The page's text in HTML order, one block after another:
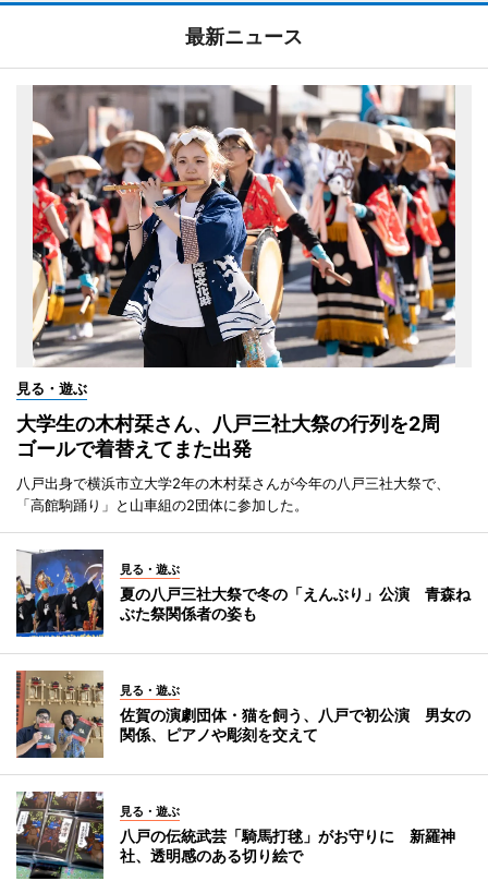
最新ニュース
見る・遊ぶ
大学生の木村栞さん、八戸三社大祭の行列を2周
ゴールで着替えてまた出発
八戸出身で横浜市立大学2年の木村栞さんが今年の八戸三社大祭で、
「高館駒踊り」と山車組の2団体に参加した。
見る・遊ぶ
夏の八戸三社大祭で冬の「えんぶり」公演 青森ね
ぶた祭関係者の姿も
見る・遊ぶ
佐賀の演劇団体・猫を飼う、八戸で初公演 男女の
関係、ピアノや彫刻を交えて
見る・遊ぶ
八戸の伝統武芸「騎馬打毬」がお守りに 新羅神
社、透明感のある切り絵で